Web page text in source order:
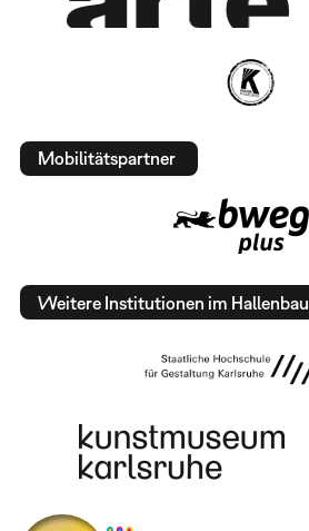
Mobilitätspartner
Weitere Institutionen im Hallenbau